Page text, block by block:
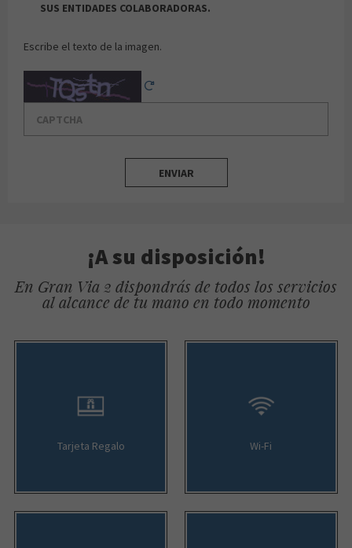
SUS ENTIDADES COLABORADORAS.
Escribe el texto de la imagen.
Captcha
ENVIAR
¡A su disposición!
En Gran Via 2 dispondrás de todos los servicios
al alcance de tu mano en todo momento
Tarjeta Regalo Wi-Fi